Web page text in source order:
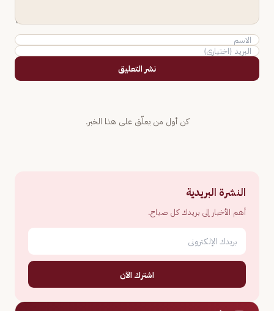
نشر التعليق
كن أول من يعلّق على هذا الخبر.
النشرة البريدية
أهم الأخبار إلى بريدك كل صباح.
اشترك الآن